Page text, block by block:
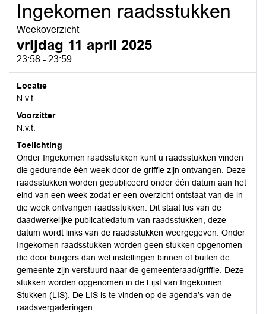
Ingekomen raadsstukken
Weekoverzicht
vrijdag 11 april 2025
23:58 - 23:59
Locatie
N.v.t.
Voorzitter
N.v.t.
Toelichting
Onder Ingekomen raadsstukken kunt u raadsstukken vinden
die gedurende één week door de griffie zijn ontvangen. Deze
raadsstukken worden gepubliceerd onder één datum aan het
eind van een week zodat er een overzicht ontstaat van de in
die week ontvangen raadsstukken. Dit staat los van de
daadwerkelijke publicatiedatum van raadsstukken, deze
datum wordt links van de raadsstukken weergegeven. Onder
Ingekomen raadsstukken worden geen stukken opgenomen
die door burgers dan wel instellingen binnen of buiten de
gemeente zijn verstuurd naar de gemeenteraad/griffie. Deze
stukken worden opgenomen in de Lijst van Ingekomen
Stukken (LIS). De LIS is te vinden op de agenda’s van de
raadsvergaderingen.